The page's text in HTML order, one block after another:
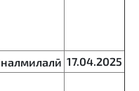
17.04.2025